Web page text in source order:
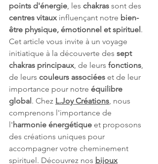
points d'énergie , les chakras sont des
centres vitaux influençant notre bien-
être physique, émotionnel et spirituel.
Cet article vous invite à un voyage
initiatique à la découverte des sept
chakras principaux , de leurs fonctions
de leurs couleurs associées et de leur
importance pour notre équilibre
global. Chez L.Joy Créations , nous
comprenons l'importance de
l'harmonie énergétique et proposons
des créations uniques pour
accompagner votre cheminement
spirituel. Découvrez nos bijoux